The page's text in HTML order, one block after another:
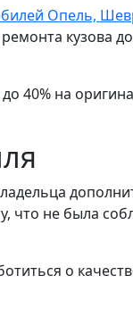
Опель,
кузова
40% на
что не была
о